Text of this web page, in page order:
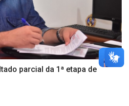
parcial da 1ª etapa de